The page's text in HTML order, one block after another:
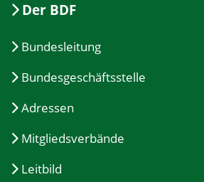
Der BDF
Bundesleitung
Bundesgeschäftsstelle
Adressen
Mitgliedsverbände
Leitbild